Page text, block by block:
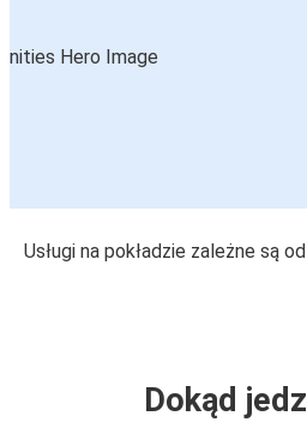
Usługi na pokładzie zależne są
Dokąd